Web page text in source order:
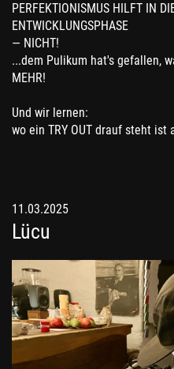
PERFEKTIONISMUS HILFT IN
ENTWICKLUNGSPHASE
— NICHT!
...dem Pulikum hat's gefallen,
MEHR!
Und wir lernen:
wo ein TRY OUT drauf steht ist
11.03.2025
Lücu